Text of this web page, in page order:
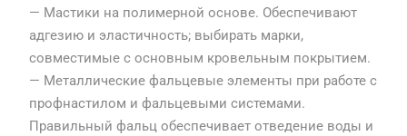
— Мастики на полимерной основе. Обеспечивают
адгезию и эластичность; выбирать марки,
совместимые с основным кровельным покрытием.
— Металлические фальцевые элементы при работе с
профнастилом и фальцевыми системами.
Правильный фальц обеспечивает отведение воды и